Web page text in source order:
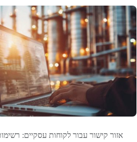
אזור קישור עבור לקוחות עסקיים: